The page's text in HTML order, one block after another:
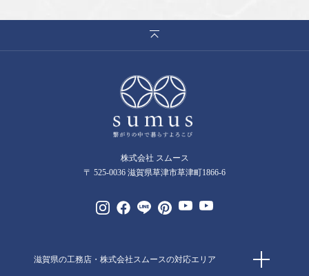
株式会社 スムース
〒 525-0036 滋賀県草津市草津町1866-6
滋賀県の工務店・株式会社スムースの対応エリア